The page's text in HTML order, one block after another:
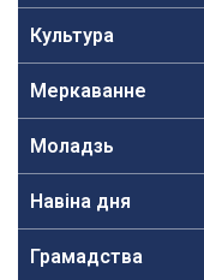
Культура
Меркаванне
Моладзь
Навiна дня
Грамадства